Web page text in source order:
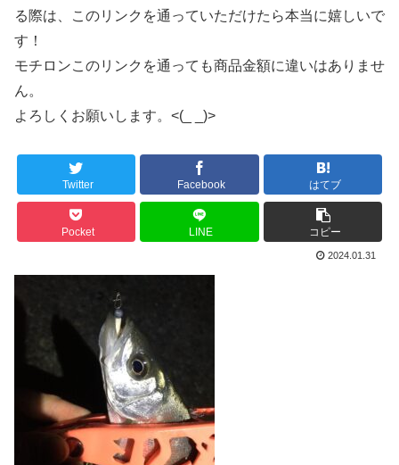
る際は、このリンクを通っていただけたら本当に嬉しいで
す！
モチロンこのリンクを通っても商品金額に違いはありませ
ん。
よろしくお願いします。<(_ _)>
Twitter Facebook はてブ
Pocket LINE コピー
2024.01.31